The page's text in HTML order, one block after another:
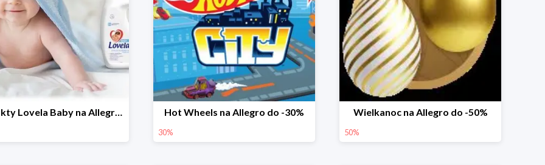
Produkty Lovela Baby na Allegro do -30% Hot Wheels na Allegro do -30%
30%
Wielkanoc na Allegro do -50%
50%